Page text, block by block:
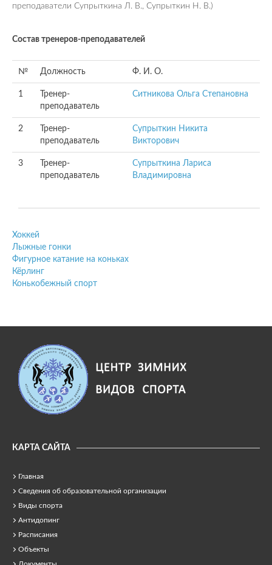
преподаватели Супрыткина Л. В., Супрыткин Н. В.)
Состав тренеров-преподавателей
№ Должность Ф. И. О.
1
Тренер-
преподаватель
Ситникова Ольга Степановна
2
Тренер-
преподаватель
Супрыткин Никита
Викторович
3
Тренер-
преподаватель
Супрыткина Лариса
Владимировна
Хоккей
Лыжные гонки
Фигурное катание на коньках
Кёрлинг
Конькобежный спорт
КАРТА САЙТА
Главная
Сведения об образовательной организации
Виды спорта
Антидопинг
Расписания
Объекты